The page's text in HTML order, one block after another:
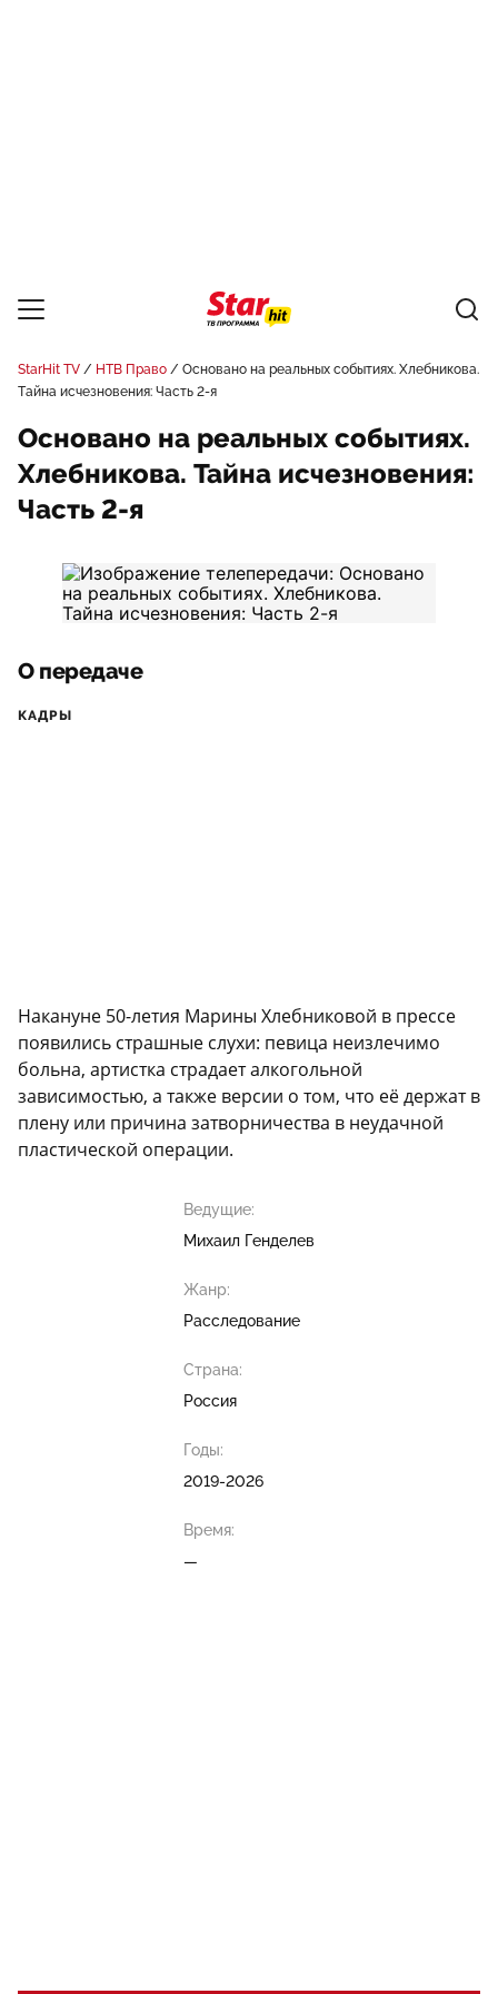
StarHit TV НТВ Право
Основано на реальных событиях. Хлебникова.
Тайна исчезновения: Часть 2-я
Основано на реальных событиях.
Хлебникова. Тайна исчезновения:
Часть 2-я
О передаче
КАДРЫ
Накануне 50-летия Марины Хлебниковой в прессе
появились страшные слухи: певица неизлечимо
больна, артистка страдает алкогольной
зависимостью, а также версии о том, что её держат в
плену или причина затворничества в неудачной
пластической операции.
Ведущие:
Михаил Генделев
Жанр:
Расследование
Страна:
Россия
Годы:
2019-2026
Время:
—